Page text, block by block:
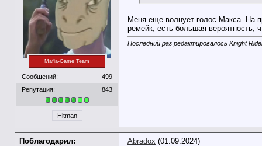
Mafia-Game Team
Сообщений:
499
Репутация:
843
Hitman
Меня еще волнует голос Макса. На
ремейк, есть большая вероятность,
Последний раз редактировалось Knight
Поблагодарил: Abradox (01.09.2024)